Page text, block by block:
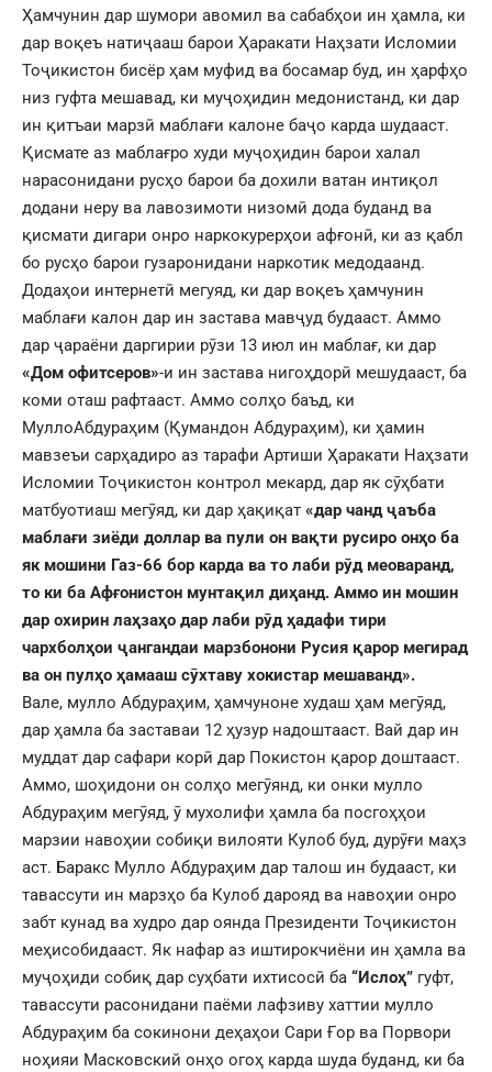
Ҳамчунин дар шумори авомил ва сабабҳои ин ҳамла, ки
дар воқеъ натиҷааш барои Ҳаракати Наҳзати Исломии
Тоҷикистон бисёр ҳам муфид ва босамар буд, ин ҳарфҳо
низ гуфта мешавад, ки муҷоҳидин медонистанд, ки дар
ин қитъаи марзӣ маблағи калоне баҷо карда шудааст.
Қисмате аз маблағро худи муҷоҳидин барои халал
нарасонидани русҳо барои ба дохили ватан интиқол
додани неру ва лавозимоти низомӣ дода буданд ва
қисмати дигари онро наркокурерҳои афғонӣ, ки аз қабл
бо русҳо барои гузаронидани наркотик медодаанд.
Додаҳои интернетӣ мегуяд, ки дар воқеъ ҳамчунин
маблағи калон дар ин застава мавҷуд будааст. Аммо
дар ҷараёни даргирии рӯзи 13 июл ин маблағ, ки дар
«Дом офитсеров»-и ин застава нигоҳдорӣ мешудааст, ба
коми оташ рафтааст. Аммо солҳо баъд, ки
МуллоАбдураҳим (Қумандон Абдураҳим), ки ҳамин
мавзеъи сарҳадиро аз тарафи Артиши Ҳаракати Наҳзати
Исломии Тоҷикистон контрол мекард, дар як сӯҳбати
матбуотиаш мегӯяд, ки дар ҳақиқат «дар чанд ҷаъба
маблағи зиёди доллар ва пули он вақти русиро онҳо ба
як мошини Газ-66 бор карда ва то лаби рӯд меоваранд,
то ки ба Афғонистон мунтақил диҳанд. Аммо ин мошин
дар охирин лаҳзаҳо дар лаби рӯд ҳадафи тири
чархболҳои ҷангандаи марзбонони Русия қарор мегирад
ва он пулҳо ҳамааш сӯхтаву хокистар мешаванд».
Вале, мулло Абдураҳим, ҳамчуноне худаш ҳам мегӯяд,
дар ҳамла ба заставаи 12 ҳузур надоштааст. Вай дар ин
муддат дар сафари корӣ дар Покистон қарор доштааст.
Аммо, шоҳидони он солҳо мегӯянд, ки онки мулло
Абдураҳим мегӯяд, ӯ мухолифи ҳамла ба посгоҳҳои
марзии навоҳии собиқи вилояти Кулоб буд, дурӯғи маҳз
аст. Баракс Мулло Абдураҳим дар талош ин будааст, ки
тавассути ин марзҳо ба Кулоб дарояд ва навоҳии онро
забт кунад ва худро дар оянда Президенти Тоҷикистон
меҳисобидааст. Як нафар аз иштирокчиёни ин ҳамла ва
муҷоҳиди собиқ дар суҳбати ихтисосӣ ба “Ислоҳ” гуфт,
тавассути расонидани паёми лафзиву хаттии мулло
Абдураҳим ба сокинони деҳаҳои Сари Ғор ва Порвори
ноҳияи Масковский онҳо огоҳ карда шуда буданд, ки ба